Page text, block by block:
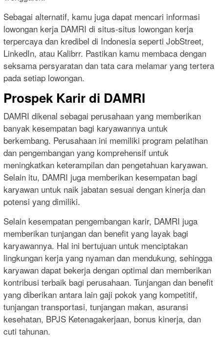
Sebagai alternatif, kamu juga dapat mencari informasi
lowongan kerja DAMRI di situs-situs lowongan kerja
terpercaya dan kredibel di Indonesia seperti JobStreet,
LinkedIn, atau Kalibrr. Pastikan kamu membaca dengan
seksama persyaratan dan tata cara melamar yang tertera
pada setiap lowongan.
Prospek Karir di DAMRI
DAMRI dikenal sebagai perusahaan yang memberikan
banyak kesempatan bagi karyawannya untuk
berkembang. Perusahaan ini memiliki program pelatihan
dan pengembangan yang komprehensif untuk
meningkatkan keterampilan dan pengetahuan karyawan.
Selain itu, DAMRI juga memberikan kesempatan bagi
karyawan untuk naik jabatan sesuai dengan kinerja dan
potensi yang dimiliki.
Selain kesempatan pengembangan karir, DAMRI juga
memberikan tunjangan dan benefit yang layak bagi
karyawannya. Hal ini bertujuan untuk menciptakan
lingkungan kerja yang nyaman dan mendukung, sehingga
karyawan dapat bekerja dengan optimal dan memberikan
kontribusi terbaik bagi perusahaan. Tunjangan dan benefit
yang diberikan antara lain gaji pokok yang kompetitif,
tunjangan transportasi, tunjangan makan, asuransi
kesehatan, BPJS Ketenagakerjaan, bonus kinerja, dan
cuti tahunan.